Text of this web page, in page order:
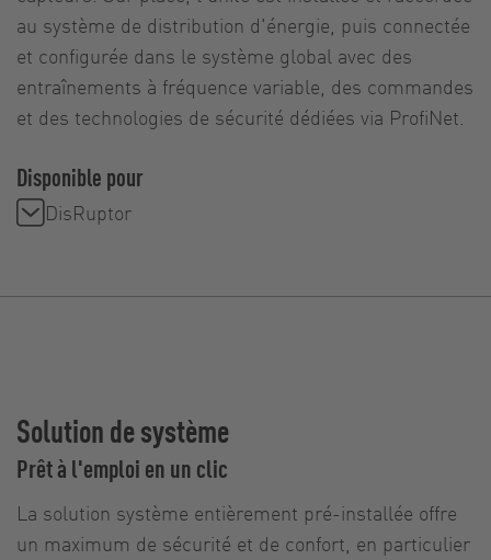
au système de distribution d'énergie, puis connectée
et configurée dans le système global avec des
entraînements à fréquence variable, des commandes
et des technologies de sécurité dédiées via ProfiNet.
Disponible pour
DisRuptor
Solution de système
Prêt à l'emploi en un clic
La solution système entièrement pré-installée offre
un maximum de sécurité et de confort, en particulier